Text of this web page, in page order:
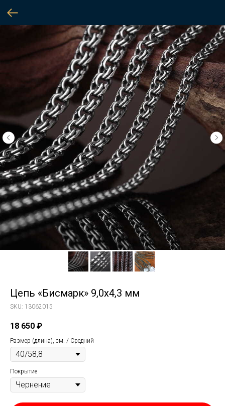
Цепь «Бисмарк» 9,0х4,3 мм
SKU: 13062015
18 650 ₽
Размер (длина), см. / Средний
Покрытие